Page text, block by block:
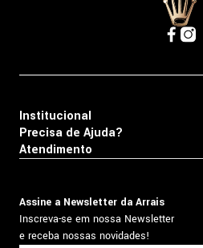
Institucional
Precisa de Ajuda?
Atendimento
Assine a Newsletter da Arrais
Inscreva-se em nossa Newsletter
e receba nossas novidades!